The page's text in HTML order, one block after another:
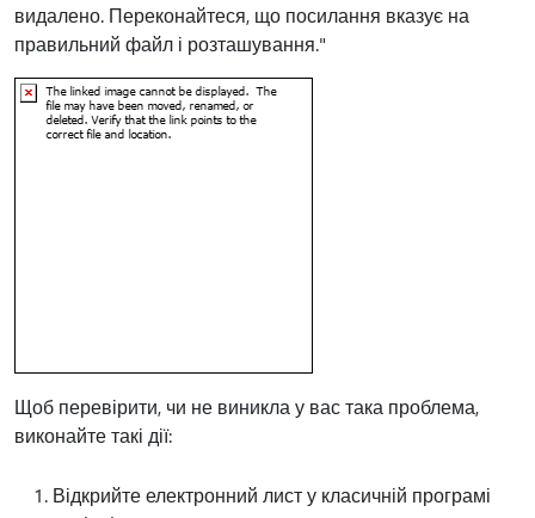
видалено. Переконайтеся, що посилання вказує на
правильний файл і розташування."
Щоб перевірити, чи не виникла у вас така проблема,
виконайте такі дії:
Відкрийте електронний лист у класичній програмі